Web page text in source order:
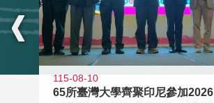
115-08-10
65所臺灣大學齊聚印尼參加2026